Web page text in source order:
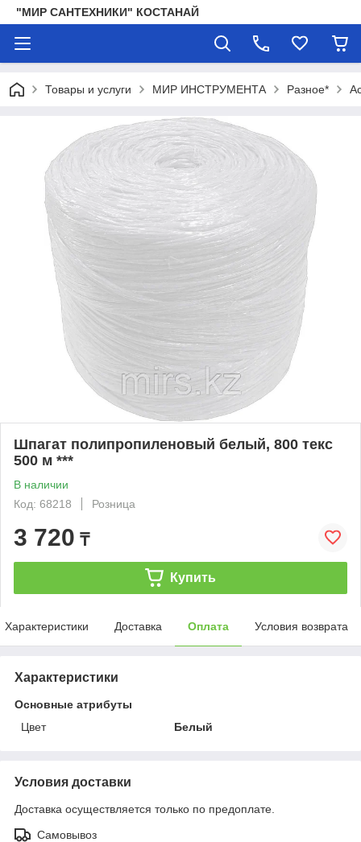
"МИР САНТЕХНИКИ" КОСТАНАЙ
Товары и услуги МИР ИНСТРУМЕНТА Разное*
Шпагат полипропиленовый белый, 800 текс
500 м ***
В наличии
Код: 68218
Розница
3 720 ₸
Купить
Характеристики Доставка Оплата Условия возврата
Характеристики
Основные атрибуты
Цвет
Белый
Условия доставки
Доставка осуществляется только по предоплате.
Самовывоз